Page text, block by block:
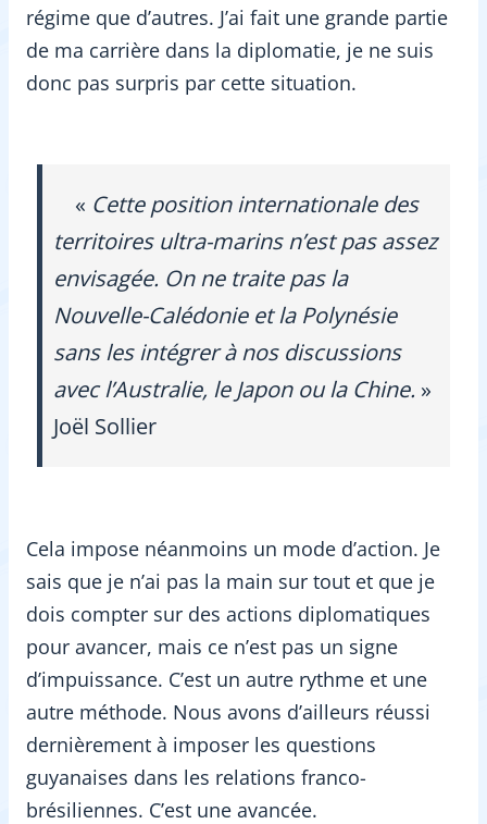
régime que d’autres. J’ai fait une grande partie
de ma carrière dans la diplomatie, je ne suis
donc pas surpris par cette situation.
« Cette position internationale des
territoires ultra-marins n’est pas assez
envisagée. On ne traite pas la
Nouvelle-Calédonie et la Polynésie
sans les intégrer à nos discussions
avec l’Australie, le Japon ou la Chine. »
Joël Sollier
Cela impose néanmoins un mode d’action. Je
sais que je n’ai pas la main sur tout et que je
dois compter sur des actions diplomatiques
pour avancer, mais ce n’est pas un signe
d’impuissance. C’est un autre rythme et une
autre méthode. Nous avons d’ailleurs réussi
dernièrement à imposer les questions
guyanaises dans les relations franco-
brésiliennes. C’est une avancée.